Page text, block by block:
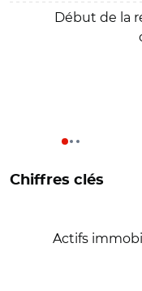
Début de la
Chiffres clés
Actifs